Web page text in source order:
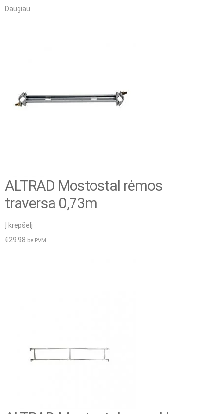
Daugiau
ALTRAD Mostostal rėmos
traversa 0,73m
Į krepšelį
€29.98 be PVM